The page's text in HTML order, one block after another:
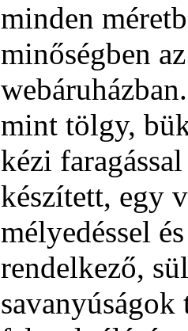
minden
minőségben
mint tölgy,
kézi
készített, egy
mélyedéssel
rendelkező,
savanyúságok